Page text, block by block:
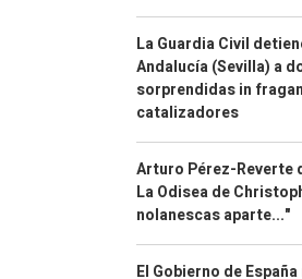
La Guardia Civil
Andalucía (Sevilla) a
sorprendidas in
catalizadores
Arturo Pérez-Reverte
La Odisea de
nolanescas aparte..."
El Gobierno de